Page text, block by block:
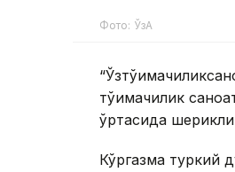
Фото: ЎзА
тўқимачилик
ўртасида
Кўргазма туркий